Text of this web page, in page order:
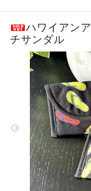
ハワイアン
チサンダル